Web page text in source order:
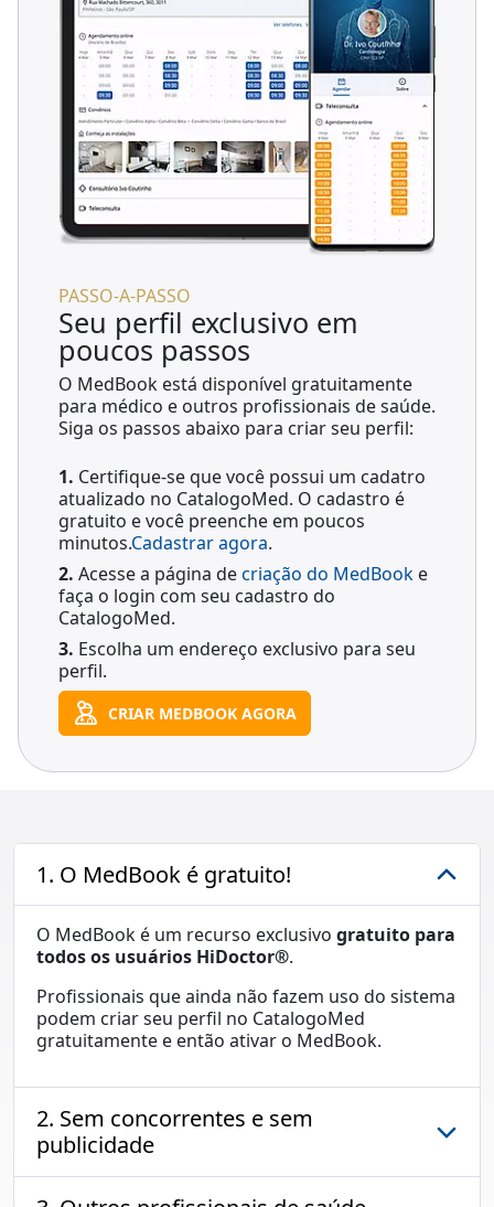
PASSO-A-PASSO
Seu perfil exclusivo em
poucos passos
O MedBook está disponível gratuitamente
para médico e outros profissionais de saúde.
Siga os passos abaixo para criar seu perfil:
1. Certifique-se que você possui um cadatro
atualizado no CatalogoMed. O cadastro é
gratuito e você preenche em poucos
minutos.Cadastrar agora.
2. Acesse a página decriação do MedBook e
faça o login com seu cadastro do
CatalogoMed.
3. Escolha um endereço exclusivo para seu
perfil.
CRIAR MEDBOOK AGORA
1. O MedBook é gratuito!
O MedBook é um recurso exclusivo gratuito para
todos os usuários HiDoctor®.
Profissionais que ainda não fazem uso do sistema
podem criar seu perfil no CatalogoMed
gratuitamente e então ativar o MedBook.
2. Sem concorrentes e sem
publicidade